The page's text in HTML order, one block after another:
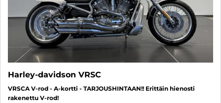
Harley-davidson VRSC
VRSCA V-rod - A-kortti - TARJOUSHINTAAN!! Erittäin hienosti
rakenettu V-rod!